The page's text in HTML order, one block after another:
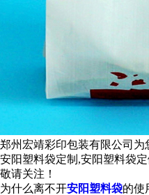
郑州宏靖彩印包装有限公司为
安阳塑料袋定制,安阳塑料袋
敬请关注！
为什么离不开安阳塑料袋的使